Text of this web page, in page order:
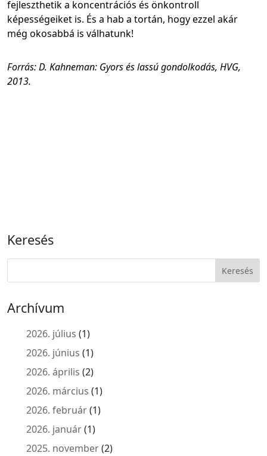
fejleszthetik a koncentrációs és önkontroll
képességeiket is. És a hab a tortán, hogy ezzel akár
még okosabbá is válhatunk!
Forrás: D. Kahneman: Gyors és lassú gondolkodás, HVG,
2013.
Keresés
Archívum
2026. július (1)
2026. június (1)
2026. április (2)
2026. március (1)
2026. február(1)
2026. január(1)
2025. november(2)